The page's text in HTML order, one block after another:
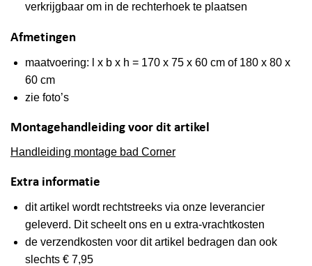
verkrijgbaar om in de rechterhoek te plaatsen
Afmetingen
maatvoering: l x b x h = 170 x 75 x 60 cm of 180 x 80 x
60 cm
zie foto’s
Montagehandleiding voor dit artikel
Handleiding montage bad Corner
Extra informatie
dit artikel wordt rechtstreeks via onze leverancier
geleverd. Dit scheelt ons en u extra-vrachtkosten
de verzendkosten voor dit artikel bedragen dan ook
slechts € 7,95